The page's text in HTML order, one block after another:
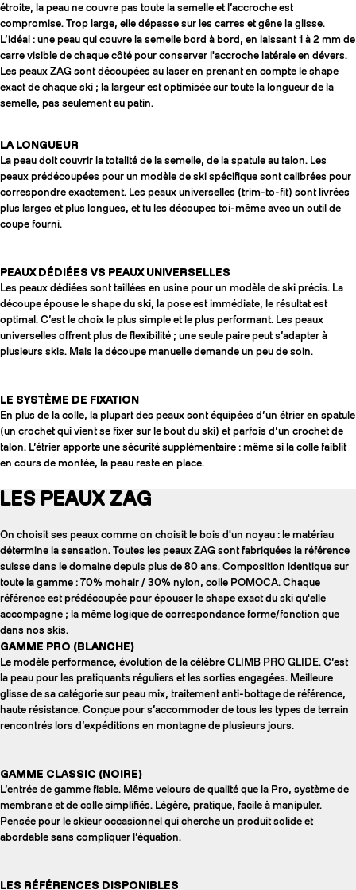
étroite, la peau ne couvre pas toute la semelle et l’accroche est
compromise. Trop large, elle dépasse sur les carres et gêne la glisse.
L’idéal : une peau qui couvre la semelle bord à bord, en laissant 1 à 2 mm de
carre visible de chaque côté pour conserver l'accroche latérale en dévers.
Les peaux ZAG sont découpées au laser en prenant en compte le shape
exact de chaque ski ; la largeur est optimisée sur toute la longueur de la
semelle, pas seulement au patin.
LA LONGUEUR
La peau doit couvrir la totalité de la semelle, de la spatule au talon. Les
peaux prédécoupées pour un modèle de ski spécifique sont calibrées pour
correspondre exactement. Les peaux universelles (trim-to-fit) sont livrées
plus larges et plus longues, et tu les découpes toi-même avec un outil de
coupe fourni.
PEAUX DÉDIÉES VS PEAUX UNIVERSELLES
Les peaux dédiées sont taillées en usine pour un modèle de ski précis. La
découpe épouse le shape du ski, la pose est immédiate, le résultat est
optimal. C’est le choix le plus simple et le plus performant. Les peaux
universelles offrent plus de flexibilité ; une seule paire peut s’adapter à
plusieurs skis. Mais la découpe manuelle demande un peu de soin.
LE SYSTÈME DE FIXATION
En plus de la colle, la plupart des peaux sont équipées d’un étrier en spatule
(un crochet qui vient se fixer sur le bout du ski) et parfois d’un crochet de
talon. L’étrier apporte une sécurité supplémentaire : même si la colle faiblit
en cours de montée, la peau reste en place.
LES PEAUX ZAG
On choisit ses peaux comme on choisit le bois d'un noyau : le matériau
détermine la sensation. Toutes les peaux ZAG sont fabriquées la référence
suisse dans le domaine depuis plus de 80 ans. Composition identique sur
toute la gamme : 70% mohair / 30% nylon, colle POMOCA. Chaque
référence est prédécoupée pour épouser le shape exact du ski qu'elle
accompagne ; la même logique de correspondance forme/fonction que
dans nos skis.
GAMME PRO (BLANCHE)
Le modèle performance, évolution de la célèbre CLIMB PRO GLIDE. C’est
la peau pour les pratiquants réguliers et les sorties engagées. Meilleure
glisse de sa catégorie sur peau mix, traitement anti-bottage de référence,
haute résistance. Conçue pour s’accommoder de tous les types de terrain
rencontrés lors d’expéditions en montagne de plusieurs jours.
GAMME CLASSIC (NOIRE)
L’entrée de gamme fiable. Même velours de qualité que la Pro, système de
membrane et de colle simplifiés. Légère, pratique, facile à manipuler.
Pensée pour le skieur occasionnel qui cherche un produit solide et
abordable sans compliquer l’équation.
LES RÉFÉRENCES DISPONIBLES